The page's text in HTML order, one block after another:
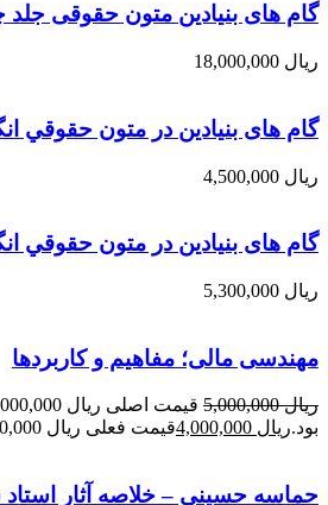
گام های بنیادین متون حقوقی جلد
ریال
گام های بنیادین در متون حقوقي
ریال
گام های بنیادین در متون حقوقي
ریال
مهندسی مالی؛ مفاهیم و کاربردها
ریال5,000,000
قیمت اصلی ریال
بود.ریال قیمت فعلی ریال 4,000,000 است.
حماسه حسيني – خلاصه آثار